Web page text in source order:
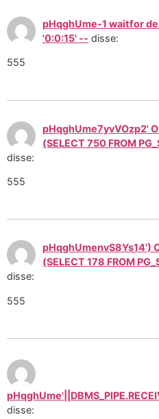
pHqghUme-1 waitfor
'0:0:15' -- disse:
555
pHqghUme7yvVOzp2'
(SELECT 750 FROM
disse:
555
pHqghUmenvS8Ys14')
(SELECT 178 FROM
disse:
555
disse: